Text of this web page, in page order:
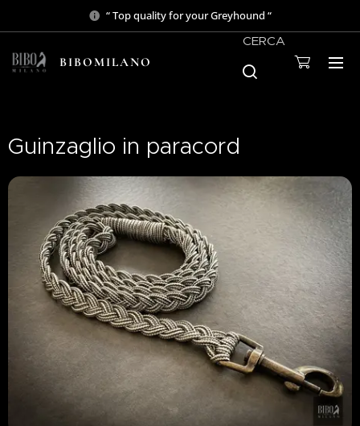
“ Top quality for your Greyhound “
BIBOMILANO
CERCA
Guinzaglio in paracord